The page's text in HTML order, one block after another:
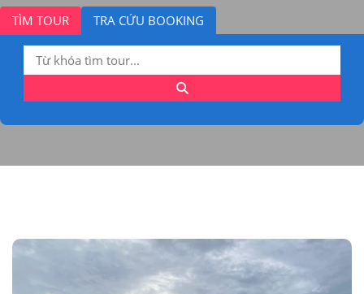
TÌM TOUR TRA CỨU BOOKING